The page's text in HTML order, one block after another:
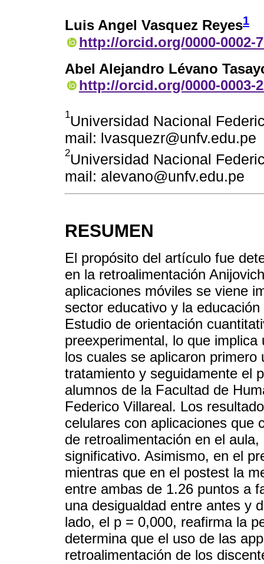
Luis Angel Vasquez Reyes1
http://orcid.org/0000-0002-
Abel Alejandro Lévano
http://orcid.org/0000-0003-
1Universidad Nacional
mail: lvasquezr@unfv.edu.pe
2Universidad Nacional
mail: alevano@unfv.edu.pe
RESUMEN
El propósito del artículo fue
en la retroalimentación
aplicaciones móviles se viene
sector educativo y la
Estudio de orientación
preexperimental, lo que
los cuales se aplicaron
tratamiento y seguidamente el
alumnos de la Facultad de
Federico Villareal. Los
celulares con aplicaciones que
de retroalimentación en el
significativo. Asimismo, en el
mientras que en el postest la
entre ambas de 1.26 puntos a
una desigualdad entre antes y
lado, el p = 0,000, reafirma la
determina que el uso de las
retroalimentación de los